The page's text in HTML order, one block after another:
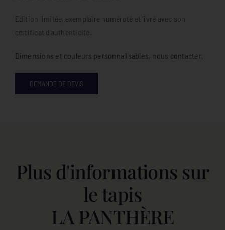
Edition limitée, exemplaire numéroté et livré avec son
certificat d’authenticité.
Dimensions et couleurs personnalisables, nous contacter.
DEMANDE DE DEVIS
Plus d'informations sur
le tapis
LA PANTHÈRE